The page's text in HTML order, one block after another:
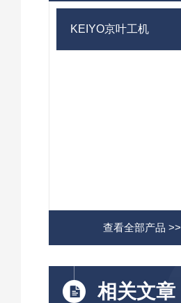
KEIYO京叶工机
查看全部产品 >>
相关文章